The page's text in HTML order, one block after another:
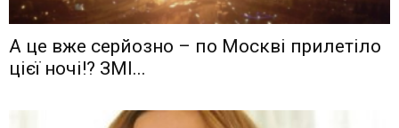
А це вже серйозно – по Москві прилетіло
цієї ночі!? ЗМІ...